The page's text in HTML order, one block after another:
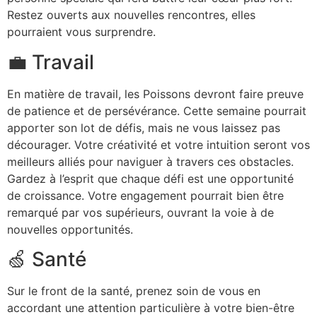
Restez ouverts aux nouvelles rencontres, elles
pourraient vous surprendre.
💼 Travail
En matière de travail, les Poissons devront faire preuve
de patience et de persévérance. Cette semaine pourrait
apporter son lot de défis, mais ne vous laissez pas
décourager. Votre créativité et votre intuition seront vos
meilleurs alliés pour naviguer à travers ces obstacles.
Gardez à l’esprit que chaque défi est une opportunité
de croissance. Votre engagement pourrait bien être
remarqué par vos supérieurs, ouvrant la voie à de
nouvelles opportunités.
🍏 Santé
Sur le front de la santé, prenez soin de vous en
accordant une attention particulière à votre bien-être